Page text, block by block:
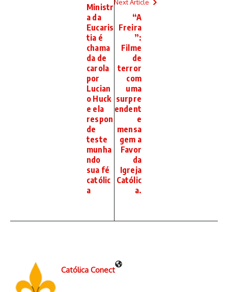
Ministr
a da
Eucaris
tia é
chama
da de
carola
por
Lucian
o Huck
e ela
respon
de
teste
munha
ndo
sua fé
católic
a
Next Article
“A
Freira
”:
Filme
de
terror
com
uma
surpre
endent
e
mensa
gem a
Favor
da
Igreja
Católic
a.
Católica Conect